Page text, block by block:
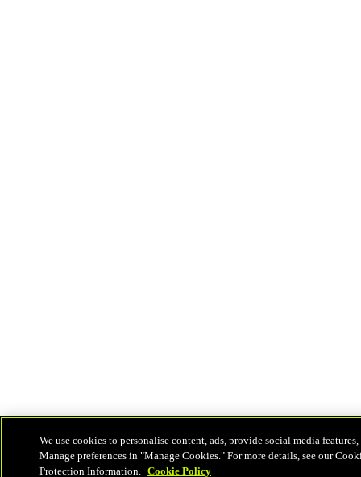
We use cookies to personalise content, ads, provide social media
Manage preferences in "Manage Cookies." For more details, see our
Protection Information. Cookie Policy